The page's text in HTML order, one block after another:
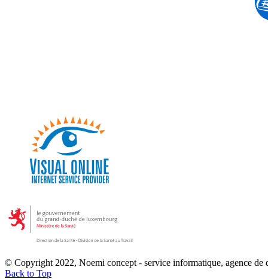
© Copyright 2022, Noemi concept - service informatique, agence
Back to Top